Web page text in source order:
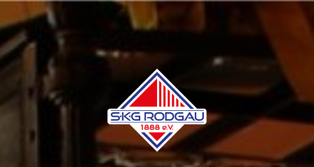
Inhalt
springen